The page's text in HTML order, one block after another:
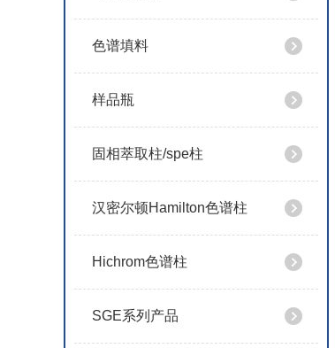
色谱填料
样品瓶
固相萃取柱/spe柱
汉密尔顿Hamilton色谱柱
Hichrom色谱柱
SGE系列产品